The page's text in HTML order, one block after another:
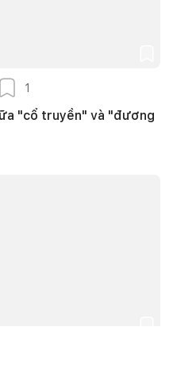
1
"cổ truyền" và "đương